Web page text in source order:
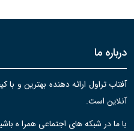
درباره ما
آفتاب تراول ارائه دهنده بهترین و
آنلاین است.
با ما در شبکه های اجتماعی همرا ه